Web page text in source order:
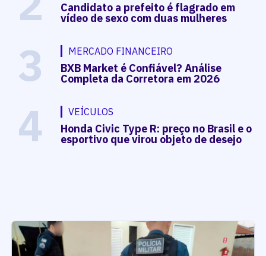
Candidato a prefeito é flagrado em
vídeo de sexo com duas mulheres
3 MERCADO FINANCEIRO
BXB Market é Confiável? Análise
Completa da Corretora em 2026
4 VEÍCULOS
Honda Civic Type R: preço no Brasil e o
esportivo que virou objeto de desejo